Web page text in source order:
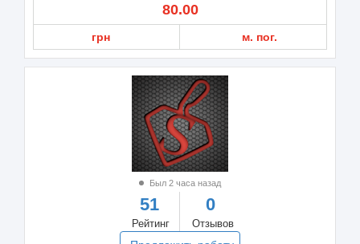
80.00
грн м. пог.
Был 2 часа назад
51
Рейтинг
0
Отзывов